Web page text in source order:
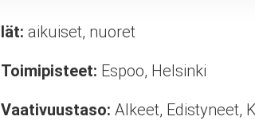
Iät: aikuiset, nuoret
Toimipisteet: Espoo, Helsinki
Vaativuustaso: Alkeet, Edistyneet,